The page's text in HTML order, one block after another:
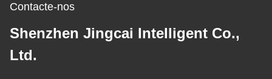
Contacte-nos
Shenzhen Jingcai Intelligent Co.,
Ltd.